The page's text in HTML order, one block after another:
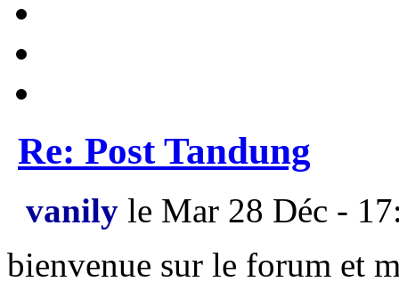
Re: Post Tandung
vanily le Mar 28 Déc -
bienvenue sur le forum et